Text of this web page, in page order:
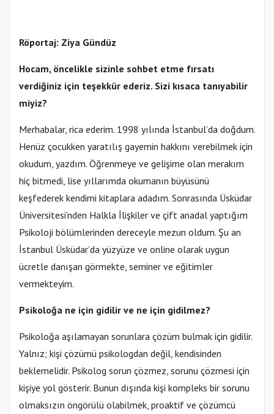
Röportaj: Ziya Gündüz
Hocam, öncelikle sizinle sohbet etme fırsatı
verdiğiniz için teşekkür ederiz. Sizi kısaca tanıyabilir
miyiz?
Merhabalar, rica ederim. 1998 yılında İstanbul’da doğdum.
Henüz çocukken yaratılış gayemin hakkını verebilmek için
okudum, yazdım. Öğrenmeye ve gelişime olan merakım
hiç bitmedi, lise yıllarımda okumanın büyüsünü
keşfederek kendimi kitaplara adadım. Sonrasında Üsküdar
Üniversitesi’nden Halkla İlişkiler ve çift anadal yaptığım
Psikoloji bölümlerinden dereceyle mezun oldum. Şu an
İstanbul Üsküdar’da yüzyüze ve online olarak uygun
ücretle danışan görmekte, seminer ve eğitimler
vermekteyim.
Psikoloğa ne için gidilir ve ne için gidilmez?
Psikoloğa aşılamayan sorunlara çözüm bulmak için gidilir.
Yalnız; kişi çözümü psikologdan değil, kendisinden
beklemelidir. Psikolog sorun çözmez, sorunu çözmesi için
kişiye yol gösterir. Bunun dışında kişi kompleks bir sorunu
olmaksızın öngörülü olabilmek, proaktif ve çözümcü